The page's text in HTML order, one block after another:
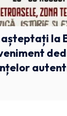
la